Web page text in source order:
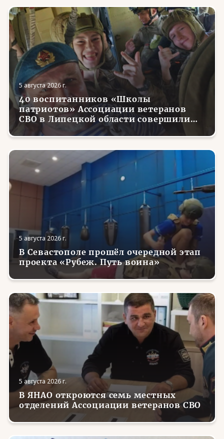
5 августа 2026 г.
40 воспитанников «Школы
патриотов» Ассоциации ветеранов
СВО в Липецкой области совершили
первые парашютные прыжки
5 августа 2026 г.
В Севастополе прошёл очередной этап
проекта «Рубеж. Путь воина»
5 августа 2026 г.
В ЯНАО откроются семь местных
отделений Ассоциации ветеранов СВО